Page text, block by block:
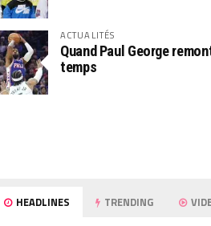
ACTUALITÉS
Quand Paul George
temps
HEADLINES TRENDING